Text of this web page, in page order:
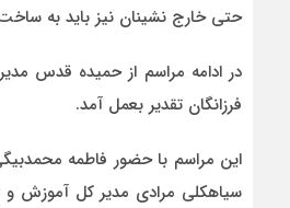
حتی خارج نشینان نیز باید به
در ادامه مراسم از حمیده قدس
فرزانگان تقدیر بعمل آمد.
این مراسم با حضور فاطمه
سیاهکلی مرادی مدیر کل آموزش